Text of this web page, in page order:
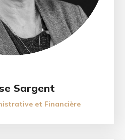
Sargent
et Financière